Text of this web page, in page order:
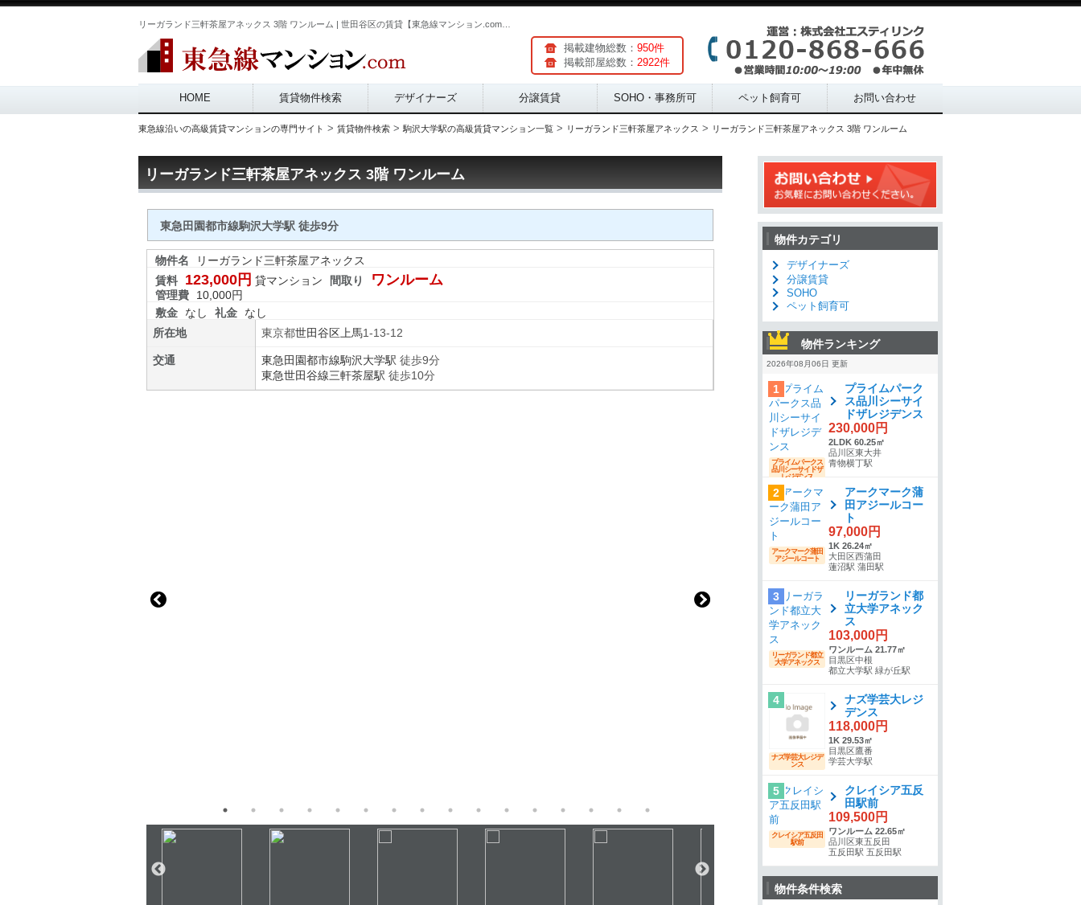
掲載建物総数： 950件
掲載部屋総数： 2922件
Main menu
HOME 賃貸物件検索 デザイナーズ 分譲賃貸 SOHO・事務所可 ペット飼育可 お問い合わせ
東急線沿いの高級賃貸マンションの専門サイト > 賃貸物件検索 > 駒沢大学駅の高級賃貸マンション一覧 > リーガランド三軒茶屋アネックス > リーガランド三軒茶屋アネックス 3階 ワンルーム
リーガランド三軒茶屋アネックス 3階 ワンルーム
東急田園都市線駒沢大学駅 徒歩9分
物件名
リーガランド三軒茶屋アネックス
賃料
123,000円 貸マンション 間取り ワンルーム
管理費
10,000円
敷金
なし 礼金
なし
所在地
東京都世田谷区 上馬1-13-12
交通 東急田園都市線駒沢大学駅 徒歩9分
東急世田谷線三軒茶屋駅 徒歩10分
物件カテゴリ
デザイナーズ
分譲賃貸
SOHO
ペット飼育可
物件ランキング
2026年08月06日 更新
1
プライムパークス
品川シーサイドザ
レジデンス
プライムパーク
ス品川シーサイ
ドザレジデンス
230,000円
2LDK 60.25㎡
品川区東大井
青物横丁駅
2
アークマーク蒲田
アジールコート
アークマーク蒲
田アジールコー
ト
97,000円
1K 26.24㎡
大田区西蒲田
蓮沼駅 蒲田駅
3
リーガランド都立
大学アネックス
リーガランド都
立大学アネック
ス
103,000円
ワンルーム 21.77㎡
目黒区中根
都立大学駅 緑が丘駅
4
ナズ学芸大レジデ
ンス
ナズ学芸大レジ
デンス
118,000円
1K 29.53㎡
目黒区鷹番
学芸大学駅
5
クレイシア五反田
駅前
クレイシア五反
田駅前
109,500円
ワンルーム 22.65㎡
品川区東五反田
五反田駅 五反田駅
物件条件検索